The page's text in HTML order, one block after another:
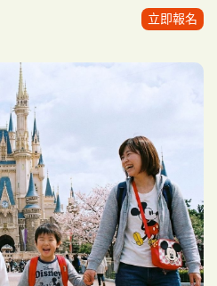
立即報名